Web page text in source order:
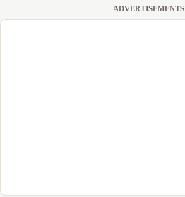
ADVERTISEMENTS